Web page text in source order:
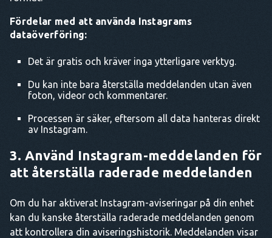
Fördelar med att använda Instagrams
dataöverföring:
Det är gratis och kräver inga ytterligare verktyg.
Du kan inte bara återställa meddelanden utan även
foton, videor och kommentarer.
Processen är säker, eftersom all data hanteras direkt
av Instagram.
3. Använd Instagram-meddelanden för
att återställa raderade meddelanden
Om du har aktiverat Instagram-aviseringar på din enhet
kan du kanske återställa raderade meddelanden genom
att kontrollera din aviseringshistorik. Meddelanden visar